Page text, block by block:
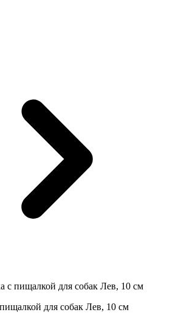
с пищалкой для собак Лев, 10 см